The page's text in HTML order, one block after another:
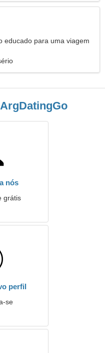
educado para uma viagem
nós
grátis
perfil
se